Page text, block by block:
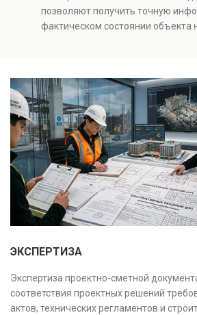
оценки рисков и судебных
Результатом является
позволяют получить точную
фактическом состоянии объекта
качества строительства,
оценки рисков и судебных
Результатом является
заключение, имеющее
ЭКСПЕРТИЗА
Экспертиза проектно-сметной
соответствия проектных решений
актов, технических регламентов и